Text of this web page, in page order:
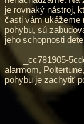
je rovnaký nástroj,
časti vám ukážeme
pohybu, sú
jeho schopnosti
_cc781905-5cde-
alarmom,
pohybu je zachytiť